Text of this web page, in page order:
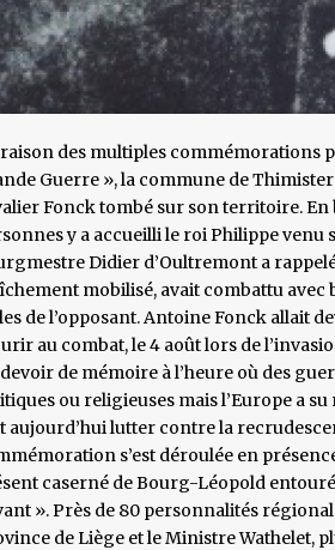
des multiples commémorations
Guerre », la commune de
Fonck tombé sur son territoire. En
y a accueilli le roi Philippe
Didier d’Oultremont a
mobilisé, avait combattu avec
de l’opposant. Antoine Fonck allait
au combat, le 4 août lors de
de mémoire à l’heure où des
ou religieuses mais l’Europe a
aujourd’hui lutter contre la
s’est déroulée en
caserné de Bourg-Léopold
». Près de 80 personnalités
de Liège et le Ministre Wathelet,